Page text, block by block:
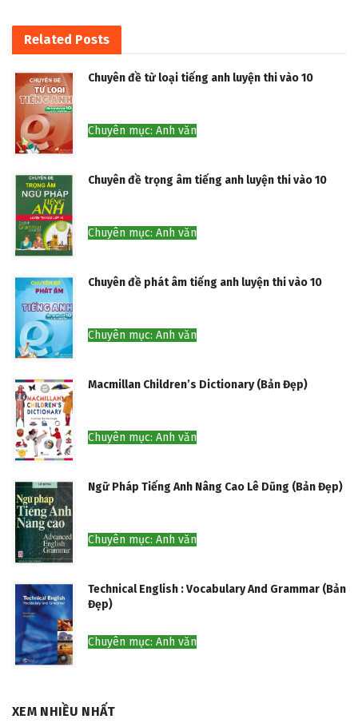
Related Posts
Chuyên đề từ loại tiếng anh luyện thi vào 10
Chuyên mục: Anh văn
Chuyên đề trọng âm tiếng anh luyện thi vào 10
Chuyên mục: Anh văn
Chuyên đề phát âm tiếng anh luyện thi vào 10
Chuyên mục: Anh văn
Macmillan Children’s Dictionary (Bản Đẹp)
Chuyên mục: Anh văn
Ngữ Pháp Tiếng Anh Nâng Cao Lê Dũng (Bản Đẹp)
Chuyên mục: Anh văn
Technical English : Vocabulary And Grammar (Bản
Đẹp)
Chuyên mục: Anh văn
XEM NHIỀU NHẤT